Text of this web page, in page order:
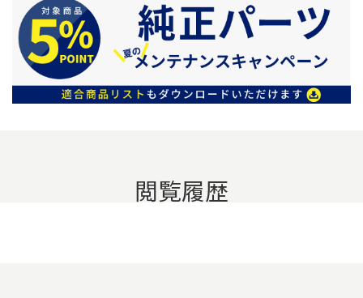
閲覧履歴